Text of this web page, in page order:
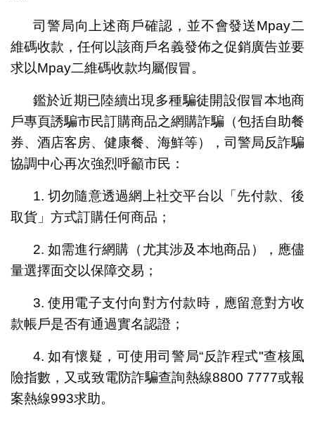
司警局向上述商戶確認，並不會發送Mpay二
維碼收款，任何以該商戶名義發佈之促銷廣告並要
求以Mpay二維碼收款均屬假冒。
鑑於近期已陸續出現多種騙徒開設假冒本地商
戶專頁誘騙市民訂購商品之網購詐騙（包括自助餐
券、酒店客房、健康餐、海鮮等），司警局反詐騙
協調中心再次強烈呼籲市民：
1. 切勿隨意透過網上社交平台以「先付款、後
取貨」方式訂購任何商品；
2. 如需進行網購（尤其涉及本地商品），應儘
量選擇面交以保障交易；
3. 使用電子支付向對方付款時，應留意對方收
款帳戶是否有通過實名認證；
4. 如有懷疑，可使用司警局“反詐程式"查核風
險指數，又或致電防詐騙查詢熱線8800 7777或報
案熱線993求助。